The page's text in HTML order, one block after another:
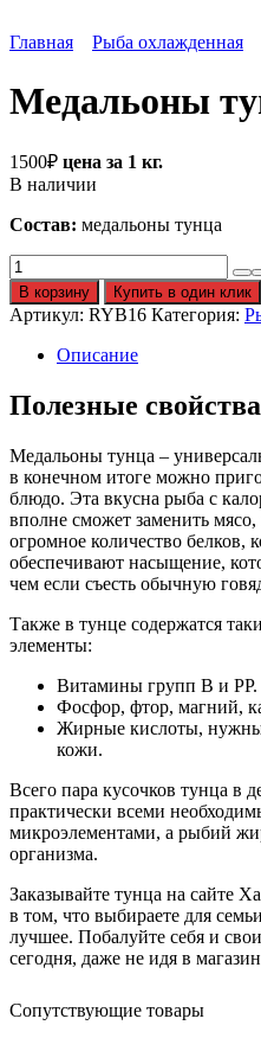
Главная Рыба охлажденная
Медальоны
1500₽ цена за 1 кг.
В наличии
Состав: медальоны тунца
Количество
Медальоны
тунца,
500
В корзину Купить в один клик
Артикул: RYB16 Категория:
Описание
Полезные
Медальоны тунца –
в конечном итоге можно
блюдо. Эта вкусна рыба с
вполне сможет заменить
огромное количество белков,
обеспечивают насыщение,
чем если съесть обычную
Также в тунце содержатся
элементы:
Витамины групп В и РР.
Фосфор, фтор, магний,
Жирные кислоты,
кожи.
Всего пара кусочков тунца в
практически всеми
микроэлементами, а рыбий
организма.
Заказывайте тунца на сайте
в том, что выбираете для
лучшее. Побалуйте себя и
сегодня, даже не идя в
Сопутствующие товары